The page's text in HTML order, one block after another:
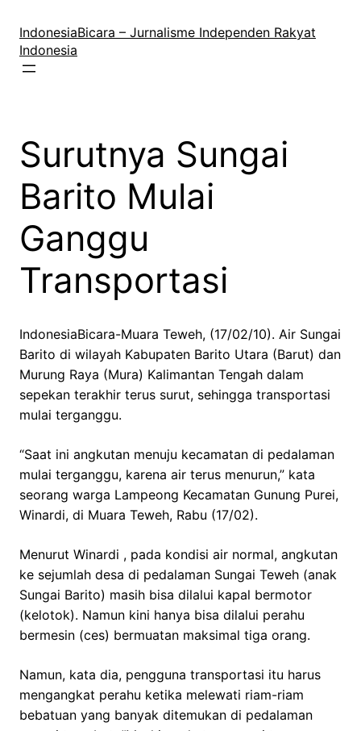
konten
IndonesiaBicara – Jurnalisme Independen Rakyat
Indonesia
Surutnya Sungai
Barito Mulai
Ganggu
Transportasi
IndonesiaBicara-Muara Teweh, (17/02/10). Air Sungai
Barito di wilayah Kabupaten Barito Utara (Barut) dan
Murung Raya (Mura) Kalimantan Tengah dalam
sepekan terakhir terus surut, sehingga transportasi
mulai terganggu.
“Saat ini angkutan menuju kecamatan di pedalaman
mulai terganggu, karena air terus menurun,” kata
seorang warga Lampeong Kecamatan Gunung Purei,
Winardi, di Muara Teweh, Rabu (17/02).
Menurut Winardi , pada kondisi air normal, angkutan
ke sejumlah desa di pedalaman Sungai Teweh (anak
Sungai Barito) masih bisa dilalui kapal bermotor
(kelotok). Namun kini hanya bisa dilalui perahu
bermesin (ces) bermuatan maksimal tiga orang.
Namun, kata dia, pengguna transportasi itu harus
mengangkat perahu ketika melewati riam-riam
bebatuan yang banyak ditemukan di pedalaman